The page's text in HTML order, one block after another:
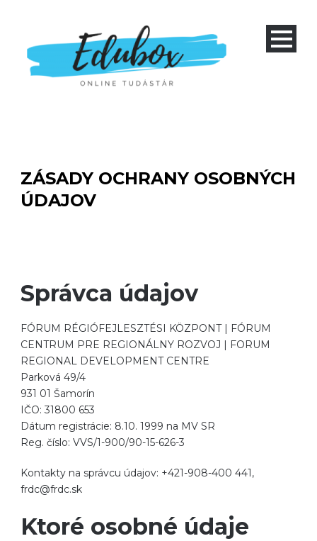
ZÁSADY OCHRANY OSOBNÝCH
ÚDAJOV
Správca údajov
FÓRUM RÉGIÓFEJLESZTÉSI KÖZPONT | FÓRUM
CENTRUM PRE REGIONÁLNY ROZVOJ | FORUM
REGIONAL DEVELOPMENT CENTRE
Parková 49/4
931 01 Šamorín
IČO: 31800 653
Dátum registrácie: 8.10. 1999 na MV SR
Reg. číslo: VVS/1-900/90-15-626-3
Kontakty na správcu údajov: +421-908-400 441,
frdc@frdc.sk
Ktoré osobné údaje